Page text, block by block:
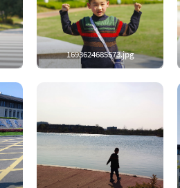
1693624685573.jpg